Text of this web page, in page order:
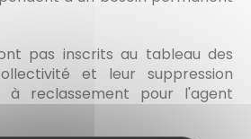
pas inscrits au tableau des
et leur suppression
à reclassement pour l'agent